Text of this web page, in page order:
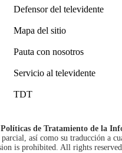
Defensor del televidente
Mapa del sitio
Pauta con nosotros
Servicio al televidente
TDT
Políticas de Tratamiento de la
así como su traducción a
is prohibited. All rights